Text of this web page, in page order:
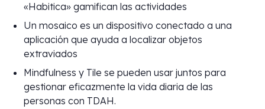
«Habitica» gamifican las actividades
Un mosaico es un dispositivo conectado a una
aplicación que ayuda a localizar objetos
extraviados
Mindfulness y Tile se pueden usar juntos para
gestionar eficazmente la vida diaria de las
personas con TDAH.